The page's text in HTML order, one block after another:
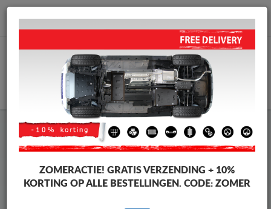
info@motorbeschermplaat.com
WINKELWAGEN
Motor Beschermplaat Motor Beschermplaat Mazda
Motor Beschermplaat
MerkenZOMERACTIE! GRATIS VERZENDING + 10%
KORTING OP ALLE BESTELLINGEN. CODE: ZOMER